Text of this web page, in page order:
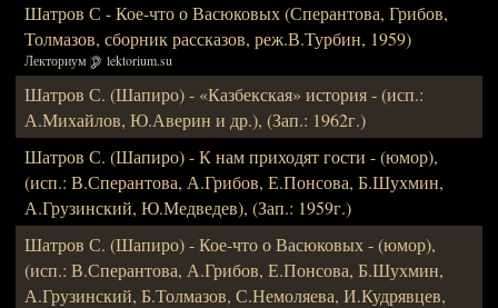
Шатров С - Кое-что о Васюковых (Сперантова, Грибов,
Толмазов, сборник рассказов, реж.В.Турбин, 1959)
Лекториум lektorium.su
Шатров С. (Шапиро) - «Казбекская» история - (исп.:
А.Михайлов, Ю.Аверин и др.), (Зап.: 1962г.)
Шатров С. (Шапиро) - К нам приходят гости - (юмор),
(исп.: В.Сперантова, А.Грибов, Е.Понсова, Б.Шухмин,
А.Грузинский, Ю.Медведев), (Зап.: 1959г.)
Шатров С. (Шапиро) - Кое-что о Васюковых - (юмор),
(исп.: В.Сперантова, А.Грибов, Е.Понсова, Б.Шухмин,
А.Грузинский, Б.Толмазов, С.Немоляева, И.Кудрявцев,